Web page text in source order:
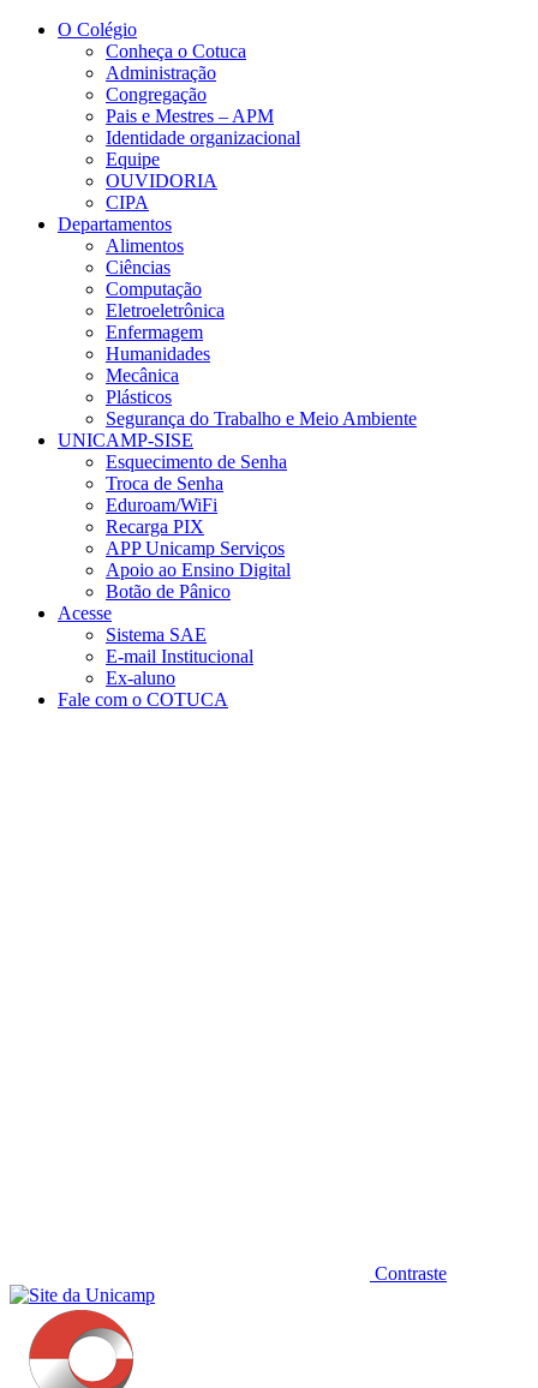
Conteúdo principal
O Colégio
Conheça o Cotuca
Administração
Congregação
Pais e Mestres – APM
Identidade organizacional
Equipe
OUVIDORIA
CIPA
Departamentos
Alimentos
Ciências
Computação
Eletroeletrônica
Enfermagem
Humanidades
Mecânica
Plásticos
Segurança do Trabalho e Meio Ambiente
UNICAMP-SISE
Esquecimento de Senha
Troca de Senha
Eduroam/WiFi
Recarga PIX
APP Unicamp Serviços
Apoio ao Ensino Digital
Botão de Pânico
Acesse
Sistema SAE
E-mail Institucional
Ex-aluno
Fale com o COTUCA
Contraste